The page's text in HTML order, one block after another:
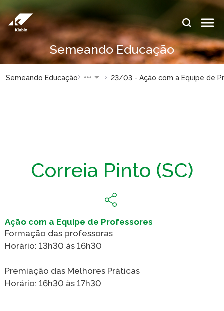
Semeando Educação
IDIOMAS:
PT EN ES
SITIOS DE
Plante com a
Painel ASG
SITIOS DE
Eukaliner
VER LISTA COMPLETA
Semeando Educação 23/03 - Ação com a Equipe de
Correia Pinto (SC)
Ação com a Equipe de Professores
Formação das professoras
Horário: 13h30 às 16h30
Premiação das Melhores Práticas
Horário: 16h30 às 17h30